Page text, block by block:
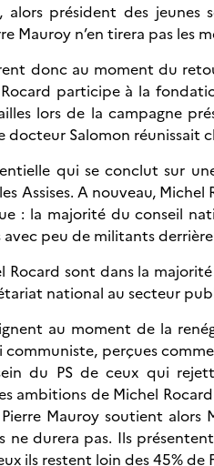
alors président des
Mauroy n’en tirera pas les
donc au moment du
Rocard participe à la
lors de la campagne
docteur Salomon réunissait
qui se conclut sur
Assises. A nouveau,
: la majorité du conseil
avec peu de militants
Rocard sont dans la
national au secteur
au moment de la
perçues
du PS de ceux qui
ambitions de Michel
Mauroy soutient alors
ne durera pas. Ils
ils restent loin des 45%